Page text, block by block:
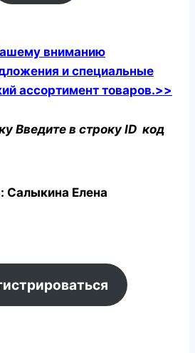
вниманию
и специальные
ассортимент товаров.>>
Введите в строку ID код
Салыкина Елена